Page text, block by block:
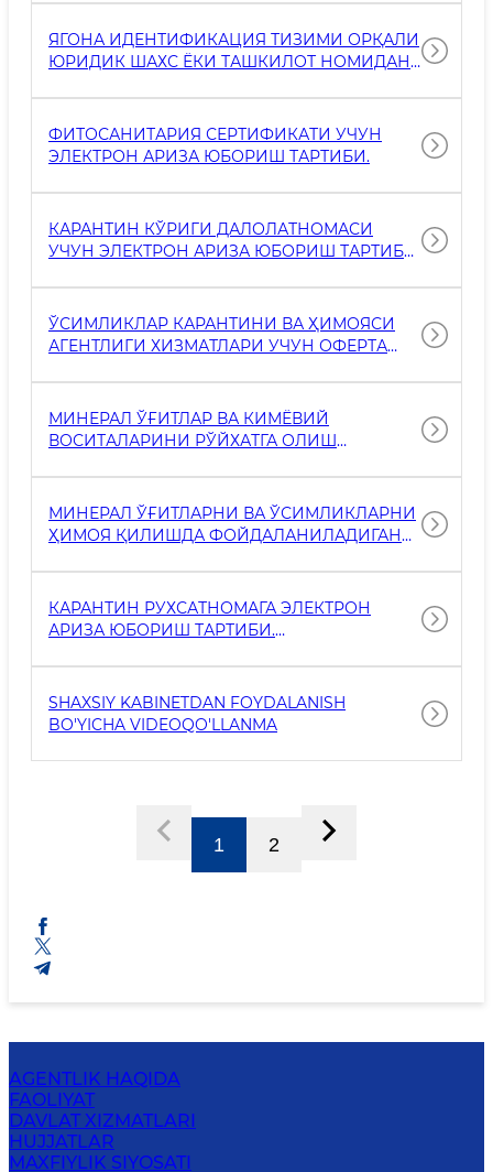
ОНЛАЙН ЧАҚИРИШ ХИЗМАТИДАН
ФОЙДАЛАНИШИНГИЗ МУМКИН.
ХИЗМАТДАН ФОЙДАЛАНИШ МУТЛАҚО
БЕПУЛ.
ЯГОНА ИДЕНТИФИКАЦИЯ ТИЗИМИ ОРҚАЛИ
ЮРИДИК ШАХС ЁКИ ТАШКИЛОТ НОМИДАН
ФИТОСАНИТАРИЯ СЕРТИФИКАТИ УЧУН
ЭЛЕКТРОН АРИЗА ЮБОРИШ ТАРТИБИ.
КАРАНТИН КЎРИГИ ДАЛОЛАТНОМАСИ
УЧУН ЭЛЕКТРОН АРИЗА ЮБОРИШ ТАРТИБИ.
ЎСИМЛИКЛАР КАРАНТИНИ ВА ҲИМОЯСИ
АГЕНТЛИГИ ХИЗМАТЛАРИ УЧУН ОФЕРТА
ТАРТИБИ. HTTPS://CABINET.KARANTIN.UZ
МИНЕРАЛ ЎҒИТЛАР ВА КИМЁВИЙ
ВОСИТАЛАРИНИ РЎЙХАТГА ОЛИШ
ЮБОРИШ ТАРТИБИ
HTTPS://CABINET.KARANTIN.UZ
МИНЕРАЛ ЎҒИТЛАРНИ ВА ЎСИМЛИКЛАРНИ
ҲИМОЯ ҚИЛИШДА ФОЙДАЛАНИЛАДИГАН
ҲАМДА ЧАКАНА САВДОСИ БЎЙИЧА
ФАОЛИЯТНИ АМАЛГА ОШИРИШ УЧУН
ЛИЦЕНЗИЯГА ЭЛЕКТРОН АРИЗА ЮБОРИШ
КАРАНТИН РУХСАТНОМАГА ЭЛЕКТРОН
АРИЗА ЮБОРИШ ТАРТИБИ.
SHAXSIY KABINETDAN FOYDALANISH
BO'YICHA VIDEOQO'LLANMA
1 2
AGENTLIK HAQIDA
FAOLIYAT
DAVLAT XIZMATLARI
HUJJATLAR
MAXFIYLIK SIYOSATI